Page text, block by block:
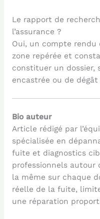
Le rapport de
l’assurance ?
Oui, un compte rendu
zone repérée et
constituer un dossier,
encastrée ou de dégât
Bio auteur
Article rédigé par
spécialisée en
fuite et diagnostics
professionnels autour
la même sur chaque
réelle de la fuite,
une réparation